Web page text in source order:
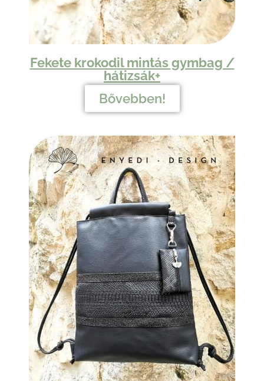
Fekete krokodil mintás gymbag /
hátizsák+
Bővebben!